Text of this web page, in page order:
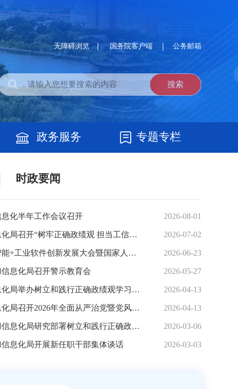
无障碍浏览 国务院客户端 公务邮箱
政务服务 专题专栏
化局圆满完成机关党委、机关纪委换届选举
时政要闻
化半年工作会议召开 2026-08-01
市工业和信息化局召开“树牢正确政绩观 担当工信新使命”庆“七一”党员大会 2026-07-02
济南市人工智能+工业软件创新发展大会暨国家人工智能应用中试基地（工业软件）建设推进会举行 2026-06-23
息化局召开警示教育会 2026-05-27
市工业和信息化局举办树立和践行正确政绩观学习教育读书班 2026-04-13
市工业和信息化局召开2026年全面从严治党暨党风廉政建设会议 2026-04-13
济南市工业和信息化局研究部署树立和践行正确政绩观学习教育工作 2026-03-06
息化局开展新任职干部集体谈话 2026-03-03